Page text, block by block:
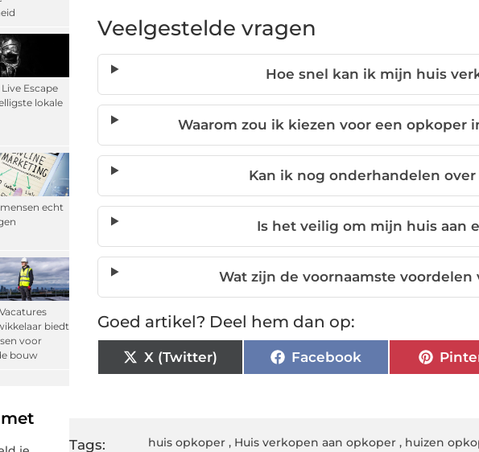
Escape
lokale
echt
biedt
voor
bouw
Veelgestelde vragen
Hoe snel kan ik mijn huis
Waarom zou ik kiezen voor een opkoper
Kan ik nog onderhandelen
Is het veilig om mijn huis aan
Wat zijn de voornaamste
Goed artikel? Deel hem dan op:
X (Twitter) Facebook
Tags: huis opkoper, Huis verkopen aan opkoper, huizen